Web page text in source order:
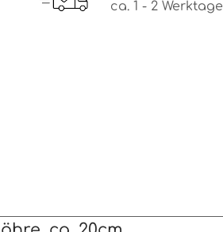
ca. 1 - 2 Werktage